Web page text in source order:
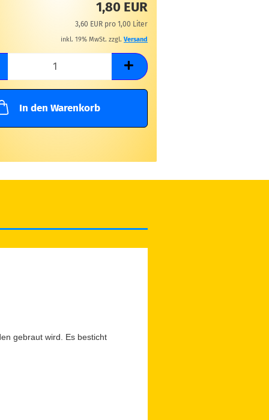
1,80 EUR
3,60 EUR pro 1,00 Liter
inkl. 19% MwSt. zzgl. Versand
In den Warenkorb
gebraut wird. Es besticht